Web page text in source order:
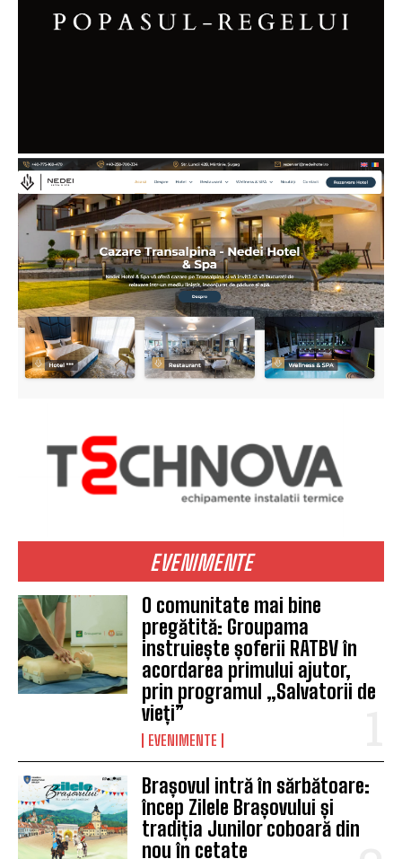
EVENIMENTE
O comunitate mai bine
pregătită: Groupama
instruiește șoferii RATBV în
acordarea primului ajutor,
prin programul „Salvatorii de
vieți”
EVENIMENTE
Brașovul intră în sărbătoare:
încep Zilele Brașovului și
tradiția Junilor coboară din
nou în cetate